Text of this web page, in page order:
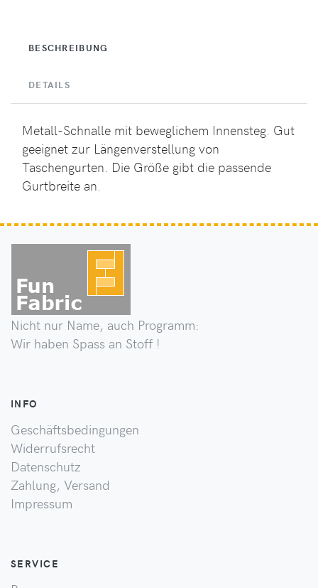
BESCHREIBUNG
DETAILS
Metall-Schnalle mit beweglichem Innensteg. Gut
geeignet zur Längenverstellung von
Taschengurten. Die Größe gibt die passende
Gurtbreite an.
Nicht nur Name, auch Programm:
Wir haben Spass an Stoff !
INFO
Geschäftsbedingungen
Widerrufsrecht
Datenschutz
Zahlung, Versand
Impressum
SERVICE